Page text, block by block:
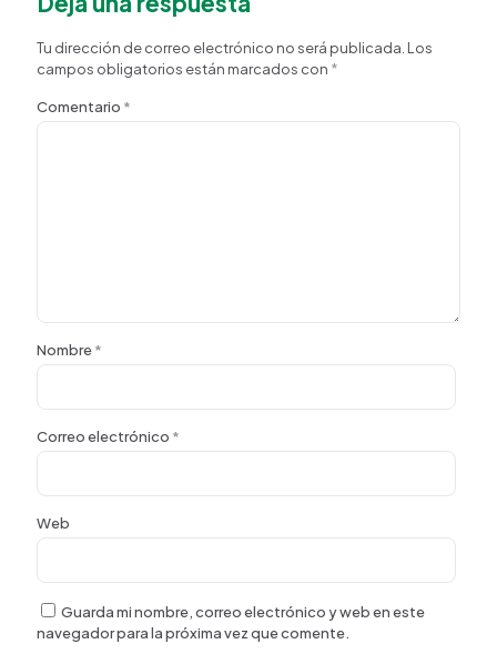
Tu dirección de correo electrónico no será publicada. Los
campos obligatorios están marcados con *
Comentario *
Nombre*
Correo electrónico *
Web
Guarda mi nombre, correo electrónico y web en este
navegador para la próxima vez que comente.